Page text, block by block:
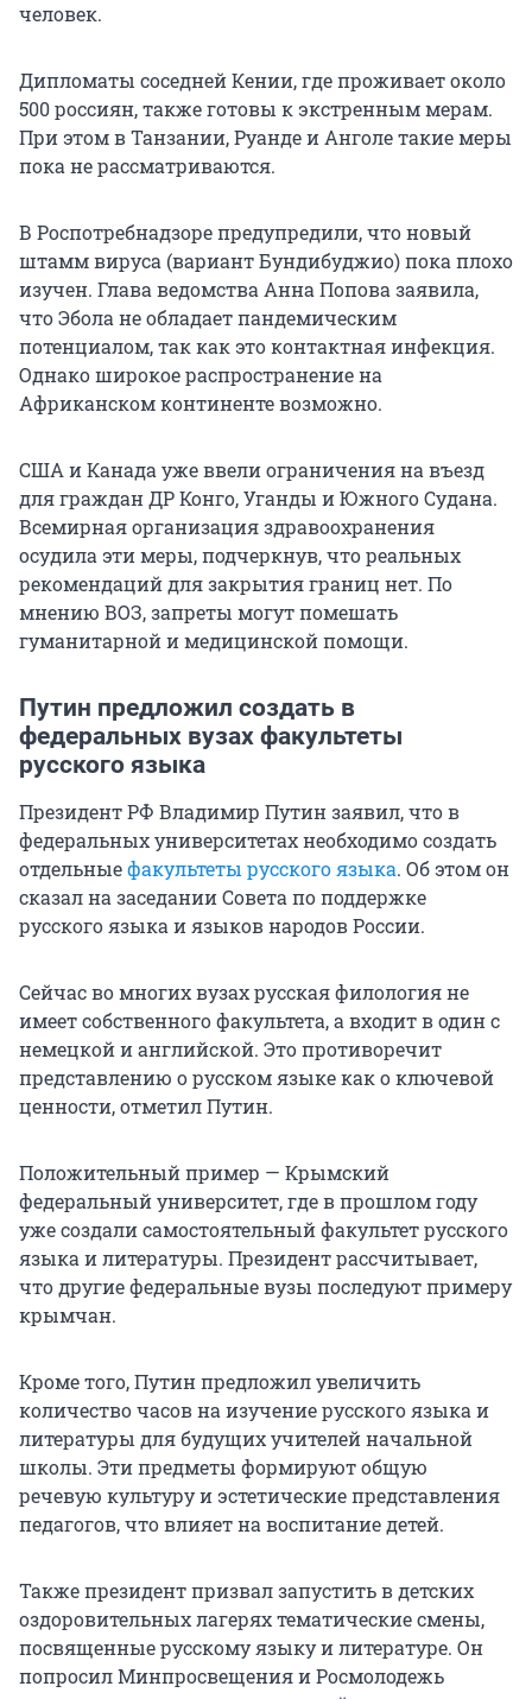
человек.
Дипломаты соседней Кении, где проживает около
500 россиян, также готовы к экстренным мерам.
При этом в Танзании, Руанде и Анголе такие меры
пока не рассматриваются.
В Роспотребнадзоре предупредили, что новый
штамм вируса (вариант Бундибуджио) пока плохо
изучен. Глава ведомства Анна Попова заявила,
что Эбола не обладает пандемическим
потенциалом, так как это контактная инфекция.
Однако широкое распространение на
Африканском континенте возможно.
США и Канада уже ввели ограничения на въезд
для граждан ДР Конго, Уганды и Южного Судана.
Всемирная организация здравоохранения
осудила эти меры, подчеркнув, что реальных
рекомендаций для закрытия границ нет. По
мнению ВОЗ, запреты могут помешать
гуманитарной и медицинской помощи.
Путин предложил создать в
федеральных вузах факультеты
русского языка
Президент РФ Владимир Путин заявил, что в
федеральных университетах необходимо создать
отдельныефакультеты русского языка. Об этом он
сказал на заседании Совета по поддержке
русского языка и языков народов России.
Сейчас во многих вузах русская филология не
имеет собственного факультета, а входит в один с
немецкой и английской. Это противоречит
представлению о русском языке как о ключевой
ценности, отметил Путин.
Положительный пример — Крымский
федеральный университет, где в прошлом году
уже создали самостоятельный факультет русского
языка и литературы. Президент рассчитывает,
что другие федеральные вузы последуют примеру
крымчан.
Кроме того, Путин предложил увеличить
количество часов на изучение русского языка и
литературы для будущих учителей начальной
школы. Эти предметы формируют общую
речевую культуру и эстетические представления
педагогов, что влияет на воспитание детей.
Также президент призвал запустить в детских
оздоровительных лагерях тематические смены,
посвященные русскому языку и литературе. Он
попросил Минпросвещения и Росмолодежь